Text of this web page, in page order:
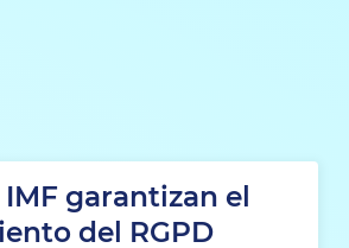
garantizan el
del RGPD